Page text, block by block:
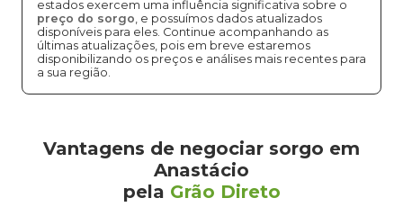
estados exercem uma influência significativa sobre o
preço do sorgo, e possuímos dados atualizados
disponíveis para eles. Continue acompanhando as
últimas atualizações, pois em breve estaremos
disponibilizando os preços e análises mais recentes para
a sua região.
Vantagens de negociar sorgo em
Anastácio
pela Grão Direto